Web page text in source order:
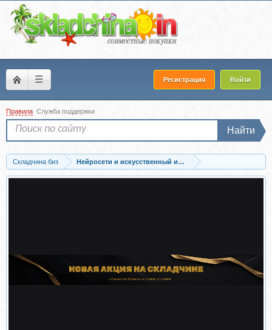
☰ Регистрация Войти
Правила Служба поддержки
Найти
Складчина биз
Нейросети и искусственный интеллект
Скачать [Web3nity] Практикум Вайбкодинг. Тариф Я сам (Hanna Berji)